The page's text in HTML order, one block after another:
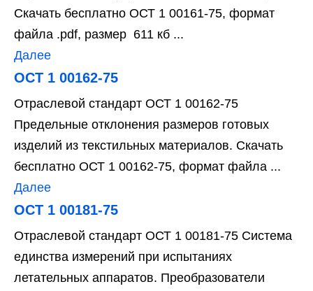
Скачать бесплатно ОСТ 1 00161-75, формат
файла .pdf, размер 611 кб ...
Далее
ОСТ 1 00162-75
Отраслевой стандарт ОСТ 1 00162-75
Предельные отклонения размеров готовых
изделий из текстильных материалов. Скачать
бесплатно ОСТ 1 00162-75, формат файла ...
Далее
ОСТ 1 00181-75
Отраслевой стандарт ОСТ 1 00181-75 Система
единства измерений при испытаниях
летательных аппаратов. Преобразователи